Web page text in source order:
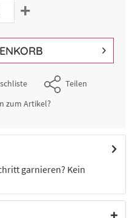
+
Teilen
zum Artikel?
garnieren? Kein